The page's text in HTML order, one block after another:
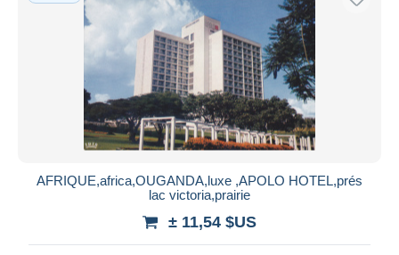
AFRIQUE,africa,OUGANDA,luxe ,APOLO HOTEL,prés
lac victoria,prairie
± 11,54 $US